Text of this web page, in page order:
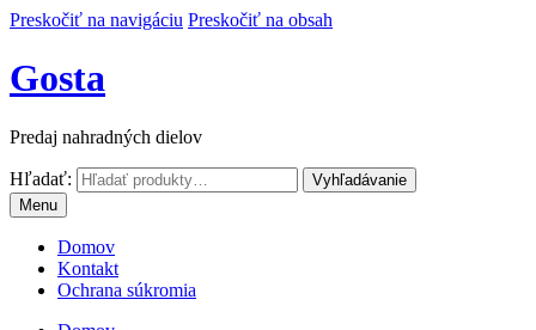
Preskočiť na navigáciu Preskočiť na obsah
Gosta
Predaj nahradných dielov
Hľadať:
Vyhľadávanie
Menu
Domov
Kontakt
Ochrana súkromia